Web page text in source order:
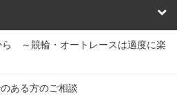
場 取手競輪場 宇都宮競輪場
～競輪・オートレースは適度に楽
ある方のご相談